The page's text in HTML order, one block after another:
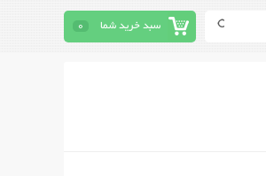
سبد خرید شما 0